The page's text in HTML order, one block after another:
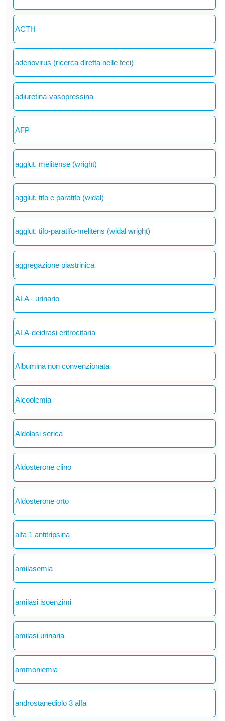
ACTH
adenovirus (ricerca diretta nelle feci)
adiuretina-vasopressina
AFP
agglut. melitense (wright)
agglut. tifo e paratifo (widal)
agglut. tifo-paratifo-melitens (widal wright)
aggregazione piastrinica
ALA - urinario
ALA-deidrasi eritrocitaria
Albumina non convenzionata
Alcoolemia
Aldolasi serica
Aldosterone clino
Aldosterone orto
alfa 1 antitripsina
amilasemia
amilasi isoenzimi
amilasi urinaria
ammoniemia
androstanediolo 3 alfa